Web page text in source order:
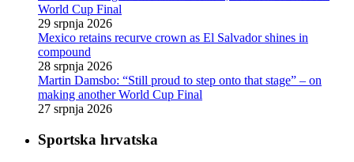
World Cup Final
29 srpnja 2026
Mexico retains recurve crown as El Salvador shines in
compound
28 srpnja 2026
Martin Damsbo: “Still proud to step onto that stage” – on
making another World Cup Final
27 srpnja 2026
Sportska hrvatska